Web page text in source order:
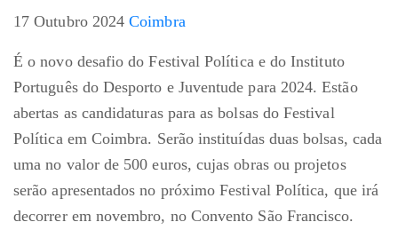
17 Outubro 2024 Coimbra
É o novo desafio do Festival Política e do Instituto
Português do Desporto e Juventude para 2024. Estão
abertas as candidaturas para as bolsas do Festival
Política em Coimbra. Serão instituídas duas bolsas, cada
uma no valor de 500 euros, cujas obras ou projetos
serão apresentados no próximo Festival Política, que irá
decorrer em novembro, no Convento São Francisco.